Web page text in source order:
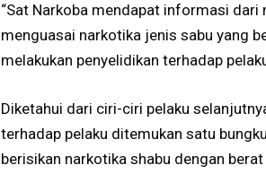
“Sat Narkoba mendapat informasi
menguasai narkotika jenis sabu yang
melakukan penyelidikan terhadap
Diketahui dari ciri-ciri pelaku
terhadap pelaku ditemukan satu
berisikan narkotika shabu dengan